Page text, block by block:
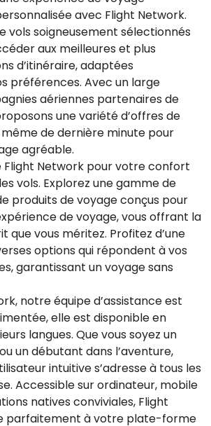
avec Flight Network.
vols soigneusement sélectionnés
aux meilleures et plus
d’itinéraire, adaptées
préférences. Avec un large
aériennes partenaires de
une variété d’offres de
de dernière minute pour
agréable.
Flight Network pour votre confort
vols. Explorez une gamme de
produits de voyage conçus pour
de voyage, vous offrant la
que vous méritez. Profitez d’une
options qui répondent à vos
garantissant un voyage sans
notre équipe d’assistance est
elle est disponible en
langues. Que vous soyez un
un débutant dans l’aventure,
intuitive s’adresse à tous les
Accessible sur ordinateur, mobile
natives conviviales, Flight
parfaitement à votre plate-forme